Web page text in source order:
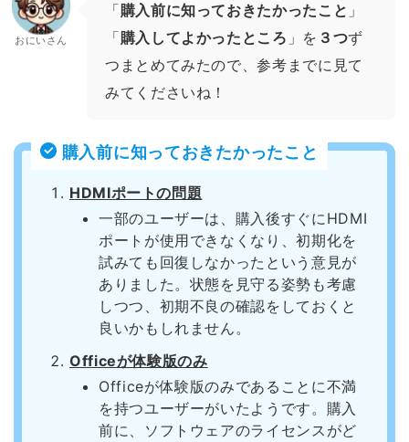
おにいさん
「購入前に知っておきたかったこと 」
「購入してよかったところ 」を ３つず
つまとめてみたので、参考までに見て
みてくださいね！
購入前に知っておきたかったこと
HDMIポートの問題
一部のユーザーは、購入後すぐにHDMI
ポートが使用できなくなり、初期化を
試みても回復しなかったという意見が
ありました。状態を見守る姿勢も考慮
しつつ、初期不良の確認をしておくと
良いかもしれません。
Officeが体験版のみ
Officeが体験版のみであることに不満
を持つユーザーがいたようです。購入
前に、ソフトウェアのライセンスがど